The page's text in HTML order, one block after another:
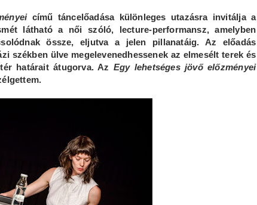
című táncelőadása különleges utazásra invitálja a
látható a női szóló, lecture-performansz, amelyben
össze, eljutva a jelen pillanatáig. Az előadás
székben ülve megelevenedhessenek az elmesélt terek és
határait átugorva. Az Egy lehetséges jövő előzményei